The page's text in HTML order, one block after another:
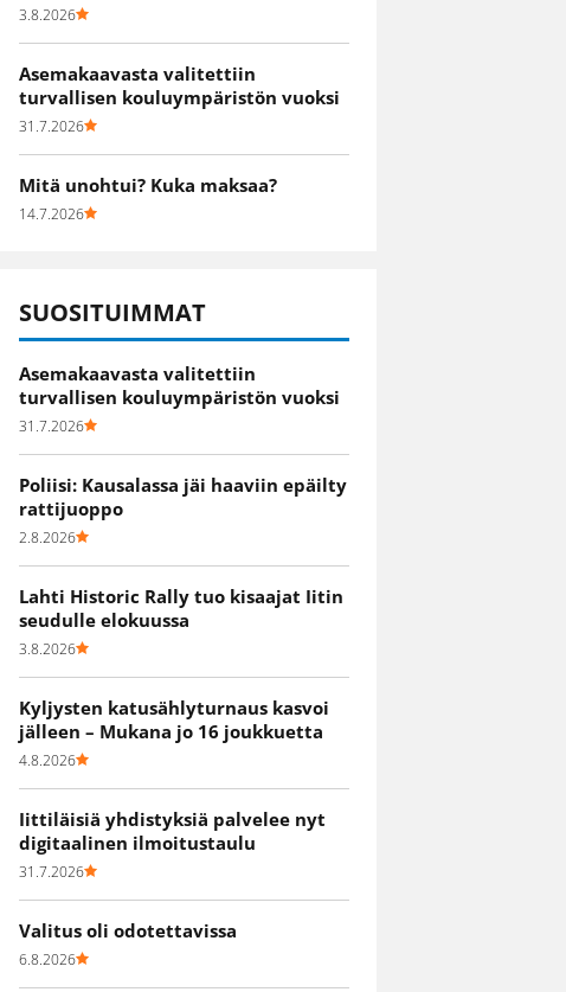
3.8.2026
Asemakaavasta valitettiin
turvallisen kouluympäristön vuoksi
31.7.2026
Mitä unohtui? Kuka maksaa?
14.7.2026
SUOSITUIMMAT
Asemakaavasta valitettiin
turvallisen kouluympäristön vuoksi
31.7.2026
Poliisi: Kausalassa jäi haaviin epäilty
rattijuoppo
2.8.2026
Lahti Historic Rally tuo kisaajat Iitin
seudulle elokuussa
3.8.2026
Kyljysten katusählyturnaus kasvoi
jälleen – Mukana jo 16 joukkuetta
4.8.2026
Iittiläisiä yhdistyksiä palvelee nyt
digitaalinen ilmoitustaulu
31.7.2026
Valitus oli odotettavissa
6.8.2026